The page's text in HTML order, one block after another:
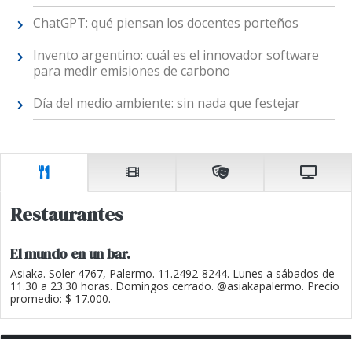
ChatGPT: qué piensan los docentes porteños
Invento argentino: cuál es el innovador software
para medir emisiones de carbono
Día del medio ambiente: sin nada que festejar
Restaurantes
El mundo en un bar.
Asiaka. Soler 4767, Palermo. 11.2492-8244. Lunes a sábados de
11.30 a 23.30 horas. Domingos cerrado. @asiakapalermo. Precio
promedio: $ 17.000.